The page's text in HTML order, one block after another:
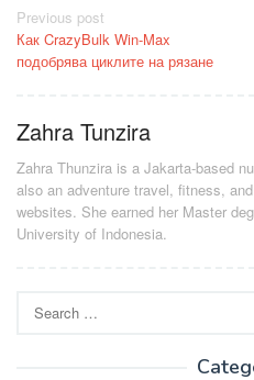
Post
navigation
Previous post
Как CrazyBulk Win-Max
подобрява циклите на рязане
Zahra Tunzira
Zahra Thunzira is a Jakarta-based
also an adventure travel, fitness,
websites. She earned her Master
University of Indonesia.
for: